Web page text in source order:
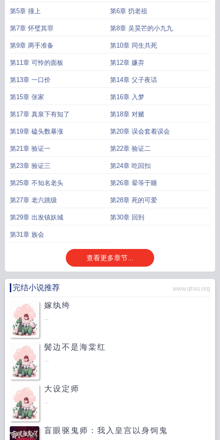
第5章 撞上 第6章 扔老祖
第7章 怀璧其罪 第8章 吴昊芒的小九九
第9章 两手准备 第10章 同生共死
第11章 可怜的面板 第12章 嫌弃
第13章 一口价 第14章 父子夜话
第15章 张家 第16章 入梦
第17章 真泉下有知了 第18章 对赌
第19章 磕头数暴涨 第20章 误会套着误会
第21章 验证一 第22章 验证二
第23章 验证三 第24章 吃回扣
第25章 不知名老头 第26章 晕等于睡
第27章 老六跳级 第28章 死的可爱
第29章 出发镇妖城 第30章 回到
第31章 族会
查看更多章节...
完结小说推荐 www.qhxs.org
嫁纨绔
...
鬓边不是海棠红
...
大设定师
...
盲眼驱鬼师：我入皇宫以身饲鬼